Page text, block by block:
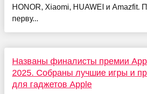
HONOR, Xiaomi, HUAWEI и Amazfit.
перву...
Названы финалисты премии
2025. Собраны лучшие игры и
для гаджетов Apple